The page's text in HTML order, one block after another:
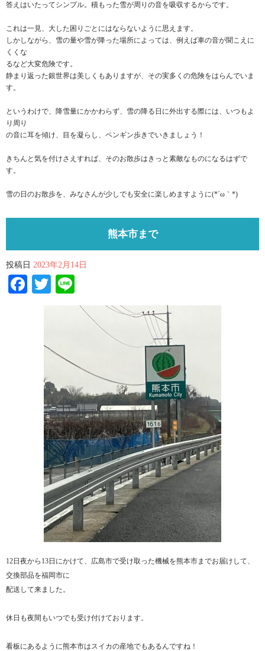
答えはいたってシンプル。積もった雪が周りの音を吸収するからです。
これは一見、大した困りごとにはならないように思えます。
しかしながら、雪の量や雪が降った場所によっては、例えば車の音が聞こえに
くくな
るなど大変危険です。
静まり返った銀世界は美しくもありますが、その実多くの危険をはらんでいま
す。
というわけで、降雪量にかかわらず、雪の降る日に外出する際には、いつもよ
り周り
の音に耳を傾け、目を凝らし、ペンギン歩きでいきましょう！
きちんと気を付けさえすれば、そのお散歩はきっと素敵なものになるはずで
す。
雪の日のお散歩を、みなさんが少しでも安全に楽しめますように(*´ω｀*)
熊本市まで
投稿日 2023年2月14日
Facebook
Twitter
12日夜から13日にかけて、広島市で受け取った機械を熊本市までお届けして、
交換部品を福岡市に
配送して来ました。
休日も夜間もいつでも受け付けております。
看板にあるように熊本市はスイカの産地でもあるんですね！